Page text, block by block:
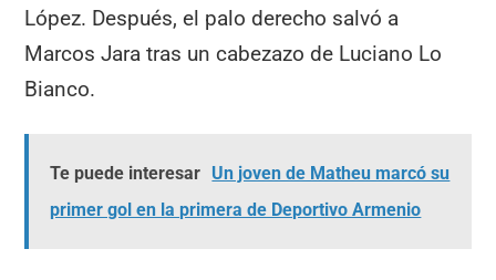
López. Después, el palo derecho salvó a
Marcos Jara tras un cabezazo de Luciano Lo
Bianco.
Te puede interesar Un joven de Matheu marcó su
primer gol en la primera de Deportivo Armenio